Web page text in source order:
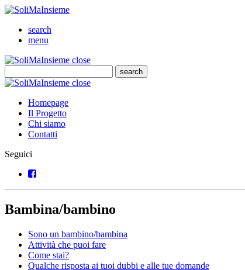
SoliMaInsieme
search
menu
SoliMaInsieme
closeClose
search
Cerca
SoliMaInsieme
closeClose
Homepage
Il Progetto
Chi siamo
Contatti
Seguici
Facebook
Bambina/bambino
Sono un bambino/bambina
Attività che puoi fare
Come stai?
Qualche risposta ai tuoi dubbi e alle tue domande